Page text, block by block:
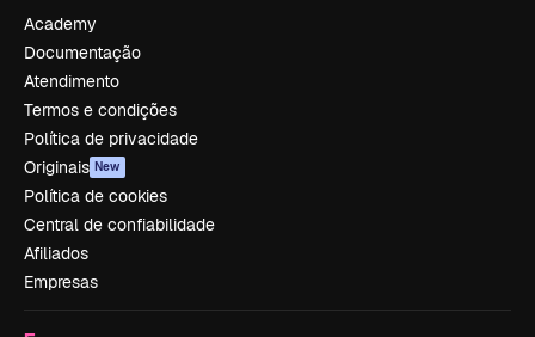
Academy
Documentação
Atendimento
Termos e condições
Política de privacidade
Originais New
Política de cookies
Central de confiabilidade
Afiliados
Empresas